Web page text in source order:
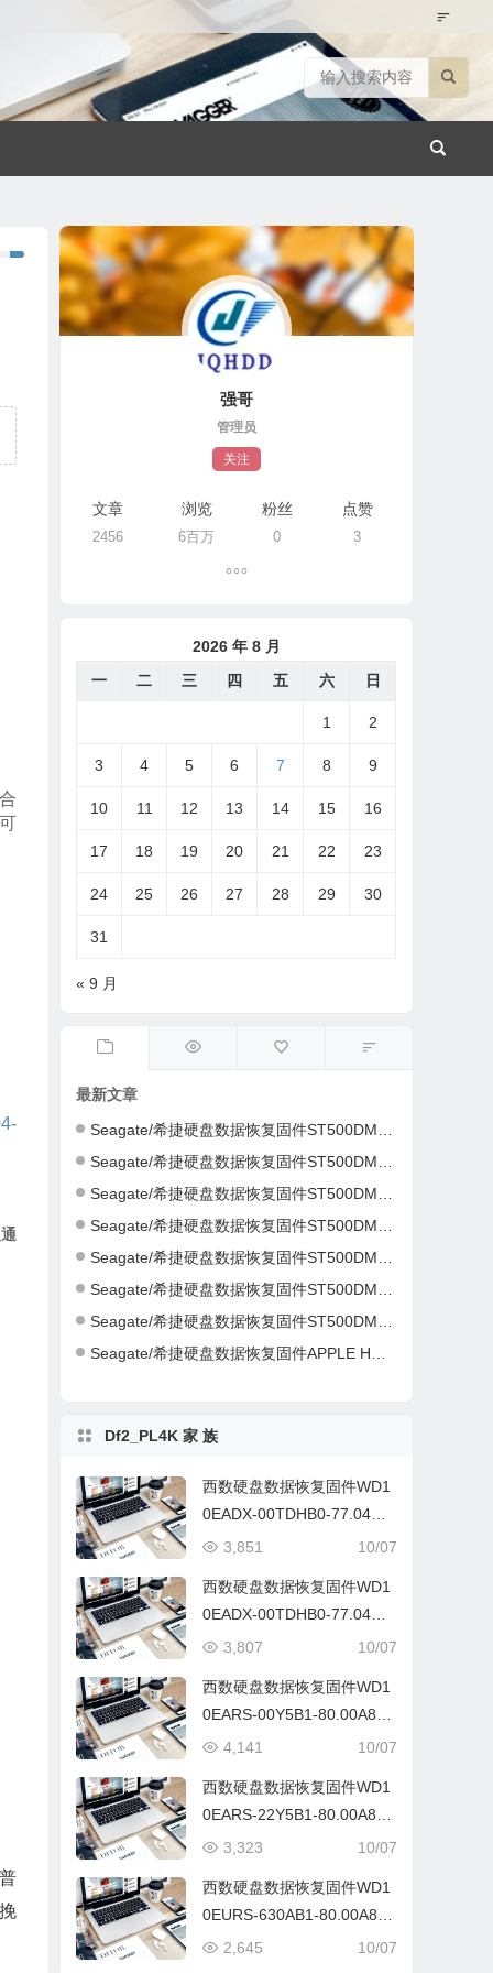
强哥
管理员
关注
文章
2456
浏览
6百万
粉丝
0
点赞
3
2026 年 8 月
一
二 三 四 五 六 日
1 2
3 4 5 6 7 8 9
10 11 12 13 14 15 16
17 18 19 20 21 22 23
24 25 26 27 28 29 30
31
« 9 月
最新文章
Seagate/希捷硬盘数据恢复固件ST500DM002-1ER14C-CC46-S4Y4K583-PC3000全套
Seagate/希捷硬盘数据恢复固件ST500DM002-1ER14C-CC43-Z4Y16NC5-PC3000全套
Seagate/希捷硬盘数据恢复固件ST500DM002-1CH14C-CC49-Z1DA7L6D-PC3000全套
Seagate/希捷硬盘数据恢复固件ST500DM002-1CH14C-CC49-Z1DA7L6D-PC3000全套
Seagate/希捷硬盘数据恢复固件ST500DM002-1CH14C-CC49-S1DHMP2Y-PC3000全套
Seagate/希捷硬盘数据恢复固件ST500DM002-1CH14C-CC47-W1D1W19H-PC3000全套
Seagate/希捷硬盘数据恢复固件ST500DM002-1CH14C-CC46-Z1D9B2G6-PC3000全套
Seagate/希捷硬盘数据恢复固件APPLE HDD ST2000DM001-AQ03-W8E01Z5H-PC3000全套
Df2_PL4K 家 族
西数硬盘数据恢复固件WD1
0EADX-00TDHB0-77.04D7
7-WD-WCAV5N010903-007
10/07
3,851
西数硬盘数据恢复固件WD1
0EADX-00TDHB0-77.04D7
7-WD-WCAV5S611188-007
10/07
3,807
西数硬盘数据恢复固件WD1
0EARS-00Y5B1-80.00A80-
WD-WMAV51328293-0080
10/07
4,141
西数硬盘数据恢复固件WD1
0EARS-22Y5B1-80.00A80-
WD-WMAV52353935-0015
10/07
3,323
西数硬盘数据恢复固件WD1
0EURS-630AB1-80.00A80-
WD-WCAV5W033687-0015
10/07
2,645